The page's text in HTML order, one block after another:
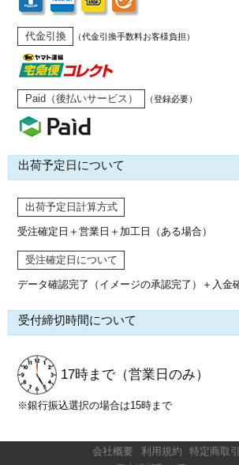
代金引換 （代金引換手数料お客様負担）
Paid（後払いサービス） （登録必要）
出荷予定日について
出荷予定日計算方式
受注確定日＋営業日＋加工日（ある場合）
受注確定日について
データ確認完了（イメージの承認完了） ＋入金
受付締切時間について
17時まで （営業日のみ）
※銀行振込選択の場合は15時まで
会社概要 利用規約
特定商取